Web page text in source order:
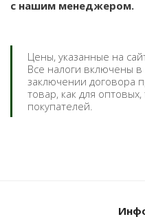
с нашим менеджером.
Цены, указанные на
Все налоги включены
заключении договора
товар, как для
покупателей.